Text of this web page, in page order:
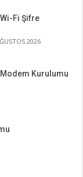
Fi Şifre
2026
Modem Kurulumu